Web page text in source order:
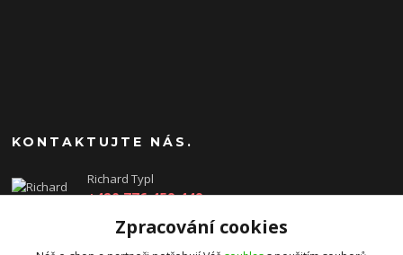
KONTAKTUJTE NÁS.
Richard Typl
+420 776 459 449
obchod@rtgames.cz
Zpracování cookies